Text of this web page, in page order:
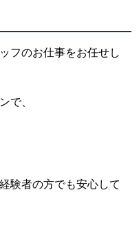
フのお仕事をお任せし
で、
験者の方でも安心して